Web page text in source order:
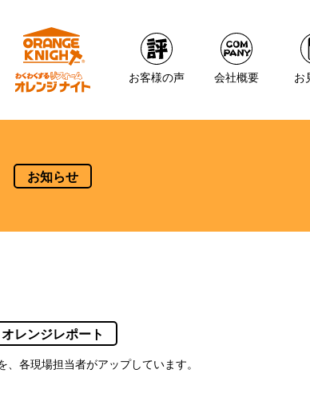
お客様の声 会社概要 お
お知らせ
オレンジレポート
、各現場担当者がアップしています。